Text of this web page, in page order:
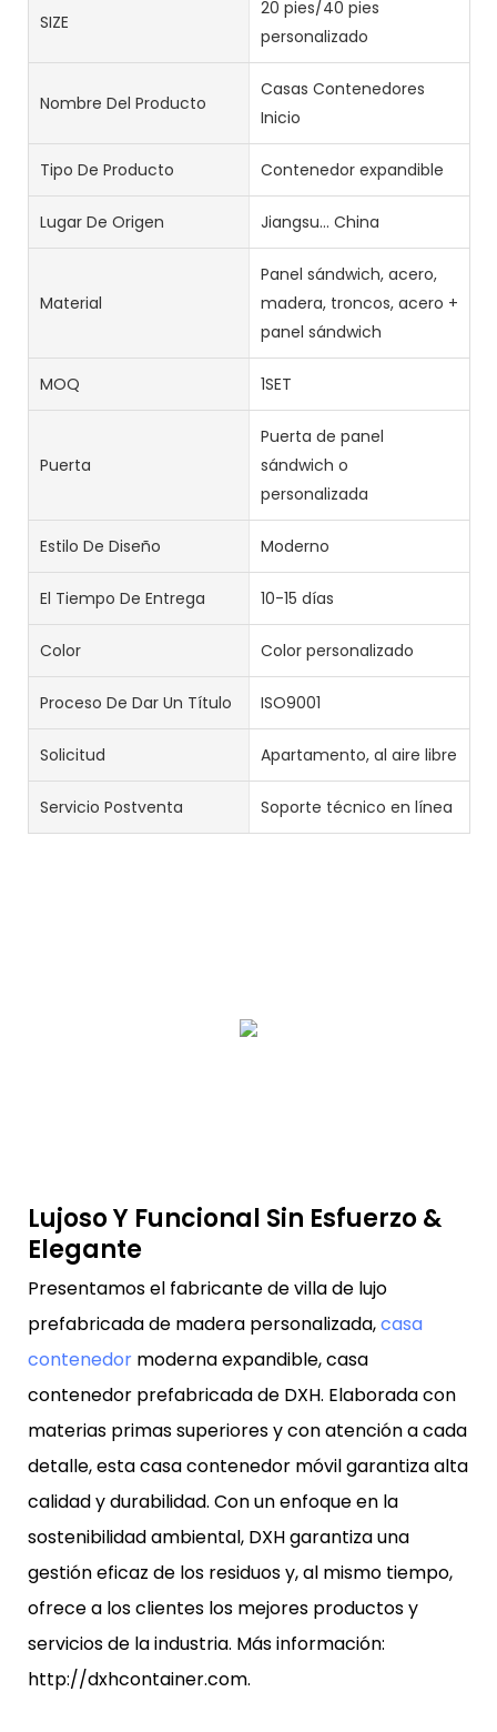
SIZE
20 pies/40 pies
personalizado
Nombre Del Producto
Casas Contenedores
Inicio
Tipo De Producto Contenedor expandible
Lugar De Origen Jiangsu... China
Material
Panel sándwich, acero,
madera, troncos, acero +
panel sándwich
MOQ 1SET
Puerta
Puerta de panel
sándwich o
personalizada
Estilo De Diseño Moderno
El Tiempo De Entrega 10-15 días
Color Color personalizado
Proceso De Dar Un Título ISO9001
Solicitud Apartamento, al aire libre
Servicio Postventa Soporte técnico en línea
Lujoso Y Funcional Sin Esfuerzo &
Elegante
Presentamos el fabricante de villa de lujo
prefabricada de madera personalizada,casa
contenedor moderna expandible, casa
contenedor prefabricada de DXH. Elaborada con
materias primas superiores y con atención a cada
detalle, esta casa contenedor móvil garantiza alta
calidad y durabilidad. Con un enfoque en la
sostenibilidad ambiental, DXH garantiza una
gestión eficaz de los residuos y, al mismo tiempo,
ofrece a los clientes los mejores productos y
servicios de la industria. Más información:
http://dxhcontainer.com.